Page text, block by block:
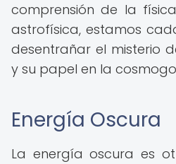
comprensión de la
astrofísica, estamos
desentrañar el misterio
y su papel en la
Energía Oscura
La energía oscura es